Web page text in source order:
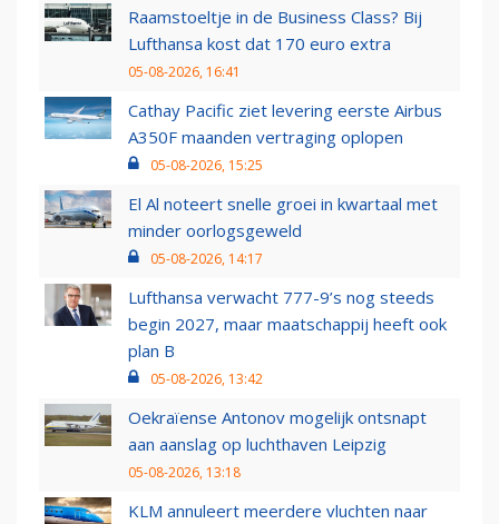
Raamstoeltje in de Business Class? Bij
Lufthansa kost dat 170 euro extra
05-08-2026, 16:41
Cathay Pacific ziet levering eerste Airbus
A350F maanden vertraging oplopen
05-08-2026, 15:25
El Al noteert snelle groei in kwartaal met
minder oorlogsgeweld
05-08-2026, 14:17
Lufthansa verwacht 777-9’s nog steeds
begin 2027, maar maatschappij heeft ook
plan B
05-08-2026, 13:42
Oekraïense Antonov mogelijk ontsnapt
aan aanslag op luchthaven Leipzig
05-08-2026, 13:18
KLM annuleert meerdere vluchten naar